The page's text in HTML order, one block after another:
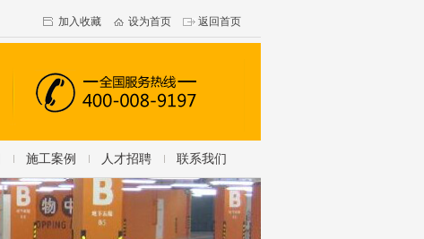
加入收藏 设为首页 返回首页
施工案例 人才招聘 联系我们